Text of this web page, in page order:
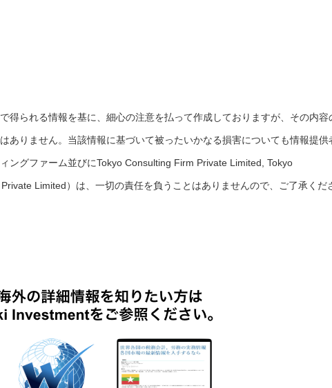
得られる情報を基に、細心の注意を払って作成しておりますが、その内容
ありません。当該情報に基づいて被ったいかなる損害についても情報提供
ングファーム並びにTokyo Consulting Firm Private Limited, Tokyo
Limited）は、一切の責任を負うことはありませんので、ご了承くだ